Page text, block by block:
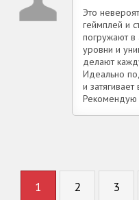
Это
геймплей и
погружают
уровни и
делают
Идеально
и
1 2 3